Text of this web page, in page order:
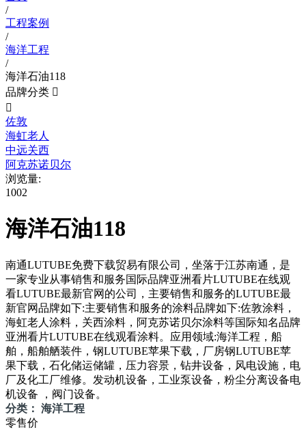
/
工程案例
/
海洋工程
/
海洋石油118
品牌分类 

佐敦
海虹老人
中远关西
阿克苏诺贝尔
浏览量:
1002
海洋石油118
南通LUTUBE免费下载贸易有限公司，坐落于江苏南通，是
一家专业从事销售和服务国际品牌亚洲看片LUTUBE在线观
看LUTUBE最新官网的公司，主要销售和服务的LUTUBE最
新官网品牌如下:主要销售和服务的涂料品牌如下:佐敦涂料，
海虹老人涂料，关西涂料，阿克苏诺贝尔涂料等国际知名品牌
亚洲看片LUTUBE在线观看涂料。应用领域:海洋工程，船
舶，船舶舾装件，钢LUTUBE苹果下载，厂房钢LUTUBE苹
果下载，石化储运储罐，压力容景，钻井设备，风电设施，电
厂及化工厂维修。发动机设备，工业泵设备，粉尘分离设备电
机设备 ，阀门设备。
分类： 海洋工程
零售价